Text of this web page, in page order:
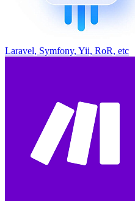
Laravel, Symfony, Yii, RoR, etc